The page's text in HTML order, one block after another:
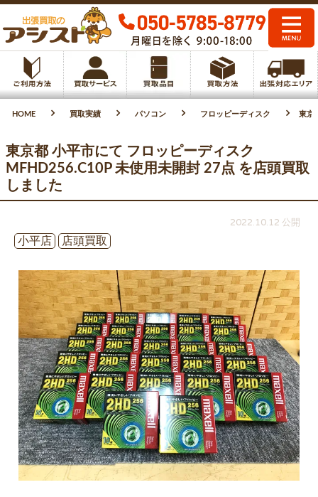
HOME 買取実績 パソコン フロッピーディスク 東京
東京都 小平市にて フロッピーディスク
MFHD256.C10P 未使用未開封 27点 を店頭買取
しました
2022.10.12 公開
小平店
店頭買取